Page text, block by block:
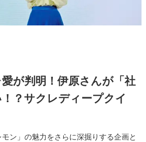
が判明！伊原さんが「社
？サクレディープクイ
ン」の魅力をさらに深掘りする企画と